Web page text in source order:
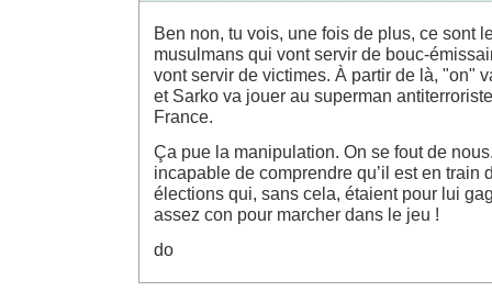
Ben non, tu vois, une fois de plus, ce sont
musulmans qui vont servir de bouc-
vont servir de victimes. À partir de là, "on"
et Sarko va jouer au superman
France.
Ça pue la manipulation. On se fout de
incapable de comprendre qu’il est en train
élections qui, sans cela, étaient pour lui
assez con pour marcher dans le jeu !
do